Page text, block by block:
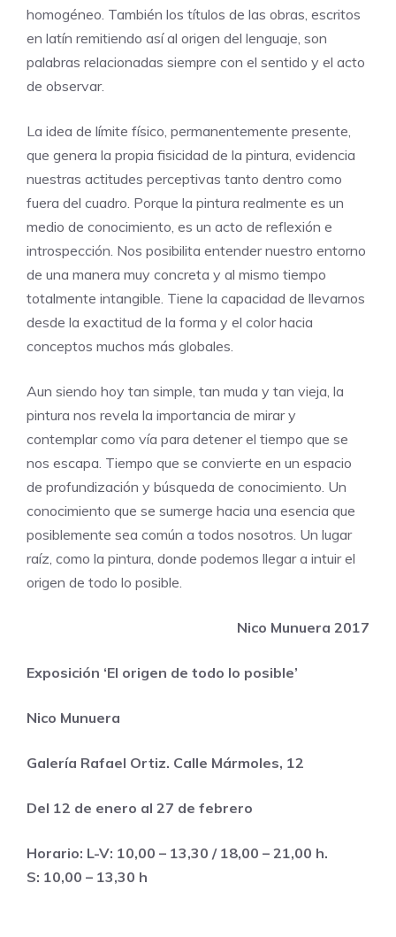
homogéneo. También los títulos de las obras, escritos
en latín remitiendo así al origen del lenguaje, son
palabras relacionadas siempre con el sentido y el acto
de observar.
La idea de límite físico, permanentemente presente,
que genera la propia fisicidad de la pintura, evidencia
nuestras actitudes perceptivas tanto dentro como
fuera del cuadro. Porque la pintura realmente es un
medio de conocimiento, es un acto de reflexión e
introspección. Nos posibilita entender nuestro entorno
de una manera muy concreta y al mismo tiempo
totalmente intangible. Tiene la capacidad de llevarnos
desde la exactitud de la forma y el color hacia
conceptos muchos más globales.
Aun siendo hoy tan simple, tan muda y tan vieja, la
pintura nos revela la importancia de mirar y
contemplar como vía para detener el tiempo que se
nos escapa. Tiempo que se convierte en un espacio
de profundización y búsqueda de conocimiento. Un
conocimiento que se sumerge hacia una esencia que
posiblemente sea común a todos nosotros. Un lugar
raíz, como la pintura, donde podemos llegar a intuir el
origen de todo lo posible.
Nico Munuera 2017
Exposición ‘El origen de todo lo posible’
Nico Munuera
Galería Rafael Ortiz. Calle Mármoles, 12
Del 12 de enero al 27 de febrero
Horario: L-V: 10,00 – 13,30 / 18,00 – 21,00 h.
S: 10,00 – 13,30 h